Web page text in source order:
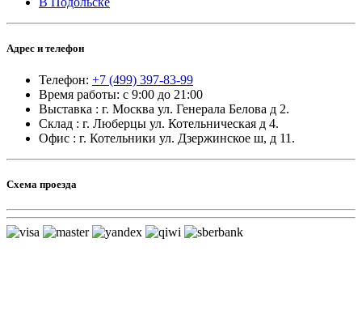
Адрес и телефон
Телефон: +7 (499) 397-83-99
Время работы: с 9:00 до 21:00
Выставка : г. Москва ул. Генерала Белова д 2.
Склад : г. Люберцы ул. Котельническая д 4.
Офис : г. Котельники ул. Дзержинское ш, д 11.
Схема проезда